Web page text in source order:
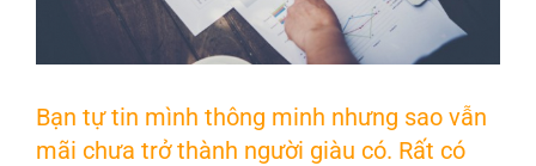
Bạn tự tin mình thông minh nhưng sao vẫn
mãi chưa trở thành người giàu có. Rất có